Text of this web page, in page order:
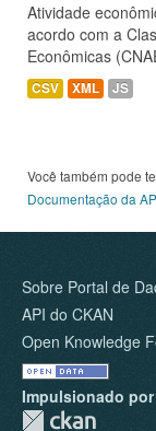
Atividade
acordo com a
Econômicas
CSV XML JS
Você também pode
Documentação da
Sobre Portal de
API do CKAN
Open Knowledge
Impulsionado por